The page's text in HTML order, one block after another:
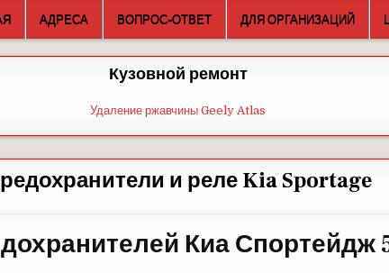
АДРЕСА ВОПРОС-ОТВЕТ ДЛЯ ОРГАНИЗАЦИЙ
Кузовной ремонт
Удаление ржавчины Geely Atlas
и реле Kia Sportage
Киа Спортейдж